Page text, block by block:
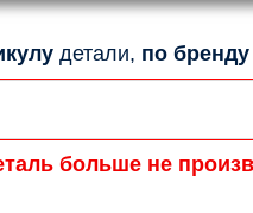
детали, по бренду
больше не